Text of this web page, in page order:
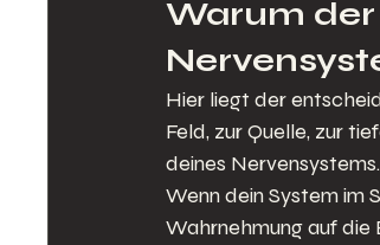
Warum
Hier liegt der
Feld, zur Quelle, zur
deines Nervensystems.
Wenn dein System im
Wahrnehmung auf die